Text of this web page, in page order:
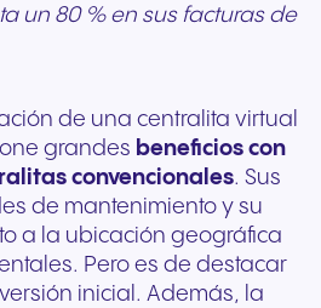
un 80 % en sus facturas de
de una centralita virtual
grandes beneficios con
convencionales. Sus
de mantenimiento y su
a la ubicación geográfica
Pero es de destacar
inicial. Además, la